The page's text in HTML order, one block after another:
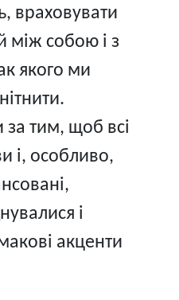
враховувати
між собою і з
якого ми
тим, щоб всі
і, особливо,
і
акценти